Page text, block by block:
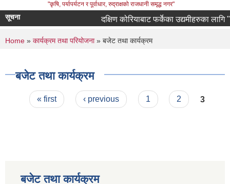
"कृषि, पर्यापर्यटन र पूर्वाधार, रुद्राक्षको राजधानी समृद्ध नगर"
सूचना दक्षिण कोरियाबाट फर्केका उद्यमीहरुका
You are here
Home » कार्यक्रम तथा परियोजना» बजेट तथा कार्यक्रम
बजेट तथा कार्यक्रम
Pages
« first ‹ previous 1 2 3
बजेट तथा कार्यक्रम